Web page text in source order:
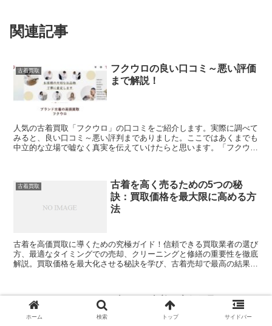
関連記事
古着買取
フクウロの良い口コミ～悪い評価
まで解説！
人気の古着買取「フクウロ」の口コミをご紹介します。実際に調べて
みると、良い口コミ～悪い評判までありました。ここではあくまでも
中立的な立場で嘘なく真実を伝えていけたらと思います。「フクウ
古着買取
古着を高く売るための5つの秘
訣：買取価格を最大限に高める方
法
古着を高価買取に導くための究極ガイド！信頼できる買取業者の選び
方、最適なタイミングでの売却、クリーニングと修繕の重要性を徹底
解説。買取価格を最大化させる秘訣を学び、古着売却で最高の結果を
古着買取
ブランド古着の高価買取ガイド：
古着を高く売るための秘訣とコツ
ホーム 検索 トップ サイドバー